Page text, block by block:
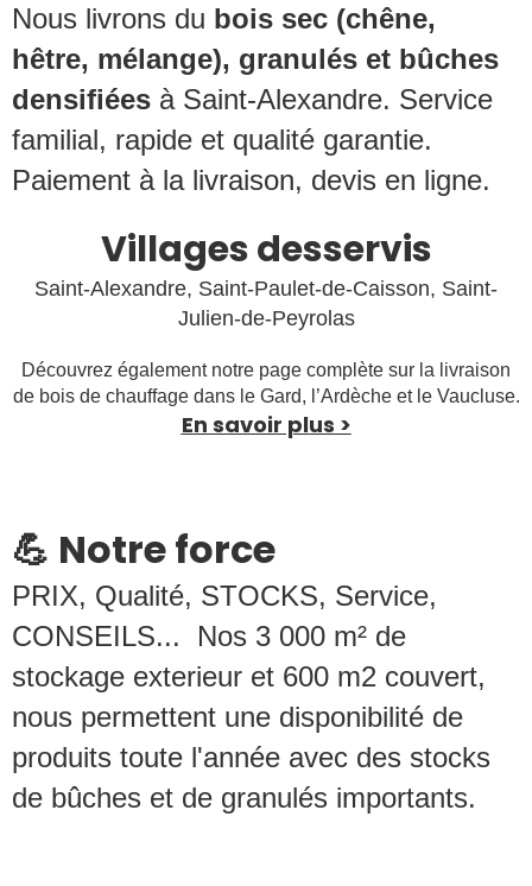
Nous livrons du bois sec (chêne,
hêtre, mélange), granulés et bûches
densifiées à Saint-Alexandre. Service
familial, rapide et qualité garantie.
Paiement à la livraison, devis en ligne.
Villages desservis
Saint-Alexandre, Saint-Paulet-de-Caisson, Saint-
Julien-de-Peyrolas
Découvrez également notre page complète sur la livraison
de bois de chauffage dans le Gard, l’Ardèche et le Vaucluse.
En savoir plus >
💪 Notre force
PRIX, Qualité, STOCKS, Service,
CONSEILS... Nos 3 000 m² de
stockage exterieur et 600 m2 couvert,
nous permettent une disponibilité de
produits toute l'année avec des stocks
de bûches et de granulés importants.